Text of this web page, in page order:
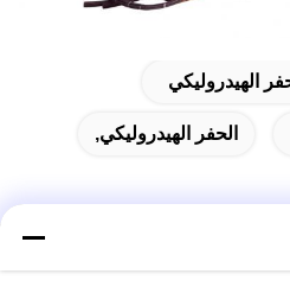
الهيدروليكي
الحفر الهيدروليكي,